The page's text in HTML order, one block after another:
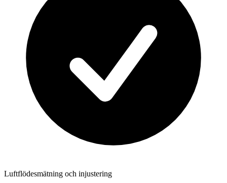
Luftflödesmätning och injustering